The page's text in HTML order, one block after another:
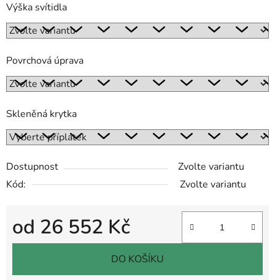
Výška svítidla
Povrchová úprava
Skleněná krytka
Dostupnost
Zvolte variantu
Kód:
Zvolte variantu
od 26 552 Kč
Měrná cena:
DO KOŠÍKU